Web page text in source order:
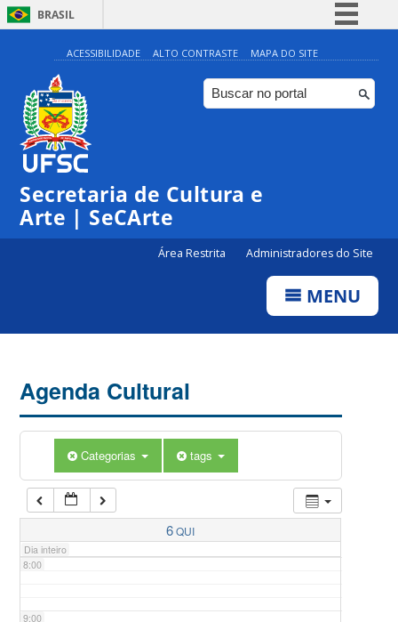
BRASIL
Simplifique!
Comunica BR
Participe
ACESSIBILIDADE ALTO CONTRASTE MAPA DO SITE
Secretaria de Cultura e
Arte | SeCArte
Área Restrita Administradores do Site
MENU
Agenda Cultural
Categorias tags
6QUI
Dia inteiro
0:00
1:00
5:00
7:00
8:00
9:00